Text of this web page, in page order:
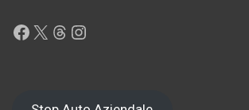
Facebook
X Threads
Instagram